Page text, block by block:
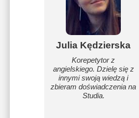
Julia Kędzierska
Korepetytor z
angielskiego. Dzielę się z
innymi swoją wiedzą i
zbieram doświadczenia na
Studia.